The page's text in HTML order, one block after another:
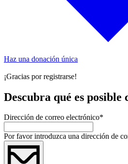
Haz una donación única
¡Gracias por registrarse!
Descubra qué es posible
Dirección de correo electrónico*
Por favor introduzca una dirección de